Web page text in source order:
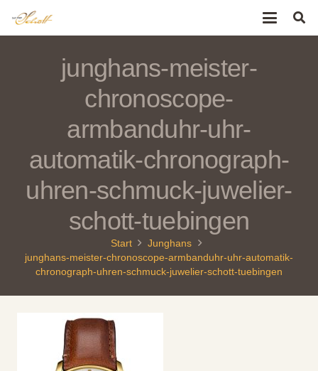
junghans-meister-
chronoscope-
armbanduhr-uhr-
automatik-chronograph-
uhren-schmuck-juwelier-
schott-tuebingen
Start
Junghans
junghans-meister-chronoscope-armbanduhr-uhr-automatik-
chronograph-uhren-schmuck-juwelier-schott-tuebingen